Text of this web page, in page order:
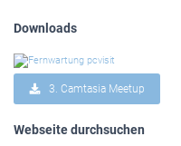
Downloads
3. Camtasia Meetup
Webseite durchsuchen